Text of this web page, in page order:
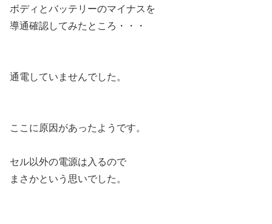
ボディとバッテリーのマイナスを
導通確認してみたところ・・・
通電していませんでした。
ここに原因があったようです。
セル以外の電源は入るので
まさかという思いでした。